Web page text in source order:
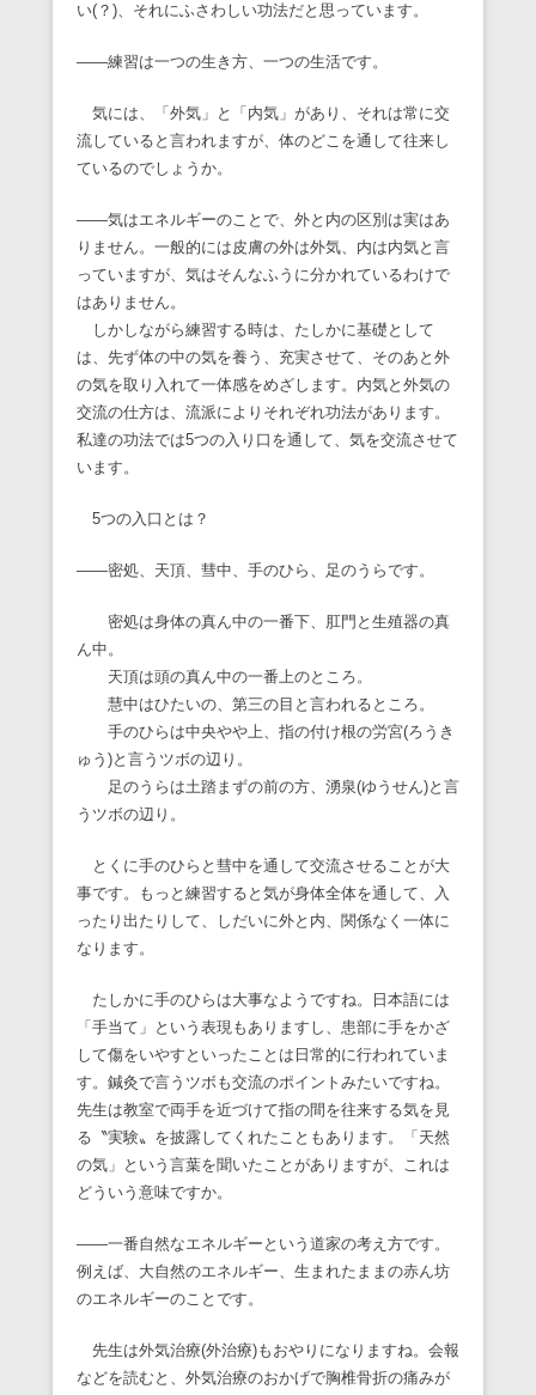
い(？)、それにふさわしい功法だと思っています。
――練習は一つの生き方、一つの生活です。
気には、「外気」と「内気」があり、それは常に交
流していると言われますが、体のどこを通して往来し
ているのでしょうか。
――気はエネルギーのことで、外と内の区別は実はあ
りません。一般的には皮膚の外は外気、内は内気と言
っていますが、気はそんなふうに分かれているわけで
はありません。
しかしながら練習する時は、たしかに基礎として
は、先ず体の中の気を養う、充実させて、そのあと外
の気を取り入れて一体感をめざします。内気と外気の
交流の仕方は、流派によりそれぞれ功法があります。
私達の功法では5つの入り口を通して、気を交流させて
います。
5つの入口とは？
――密処、天頂、彗中、手のひら、足のうらです。
密処は身体の真ん中の一番下、肛門と生殖器の真
ん中。
天頂は頭の真ん中の一番上のところ。
慧中はひたいの、第三の目と言われるところ。
手のひらは中央やや上、指の付け根の労宮(ろうき
ゅう)と言うツボの辺り。
足のうらは土踏まずの前の方、湧泉(ゆうせん)と言
うツボの辺り。
とくに手のひらと彗中を通して交流させることが大
事です。もっと練習すると気が身体全体を通して、入
ったり出たりして、しだいに外と内、関係なく一体に
なります。
たしかに手のひらは大事なようですね。日本語には
「手当て」という表現もありますし、患部に手をかざ
して傷をいやすといったことは日常的に行われていま
す。鍼灸で言うツボも交流のポイントみたいですね。
先生は教室で両手を近づけて指の間を往来する気を見
る〝実験〟を披露してくれたこともあります。「天然
の気」という言葉を聞いたことがありますが、これは
どういう意味ですか。
――一番自然なエネルギーという道家の考え方です。
例えば、大自然のエネルギー、生まれたままの赤ん坊
のエネルギーのことです。
先生は外気治療(外治療)もおやりになりますね。会報
などを読むと、外気治療のおかげで胸椎骨折の痛みが